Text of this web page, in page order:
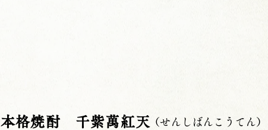
本格焼酎 千紫萬紅天 ​（せんしばんこうてん）